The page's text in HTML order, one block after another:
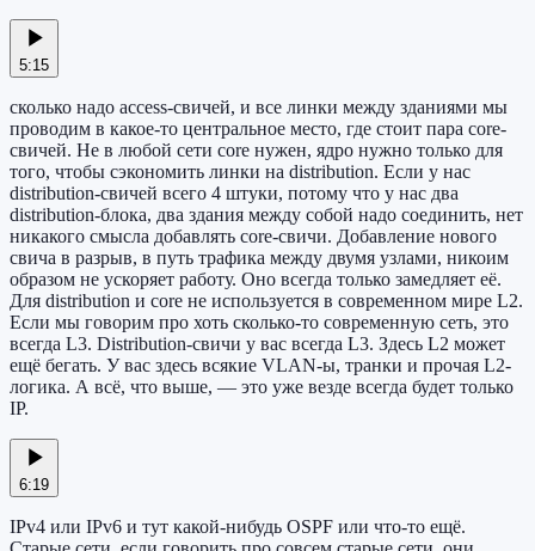
5:15
сколько надо access-свичей, и все линки между зданиями мы
проводим в какое-то центральное место, где стоит пара core-
свичей. Не в любой сети core нужен, ядро нужно только для
того, чтобы сэкономить линки на distribution. Если у нас
distribution-свичей всего 4 штуки, потому что у нас два
distribution-блока, два здания между собой надо соединить, нет
никакого смысла добавлять core-свичи. Добавление нового
свича в разрыв, в путь трафика между двумя узлами, никоим
образом не ускоряет работу. Оно всегда только замедляет её.
Для distribution и core не используется в современном мире L2.
Если мы говорим про хоть сколько-то современную сеть, это
всегда L3. Distribution-свичи у вас всегда L3. Здесь L2 может
ещё бегать. У вас здесь всякие VLAN-ы, транки и прочая L2-
логика. А всё, что выше, — это уже везде всегда будет только
IP.
6:19
IPv4 или IPv6 и тут какой-нибудь OSPF или что-то ещё.